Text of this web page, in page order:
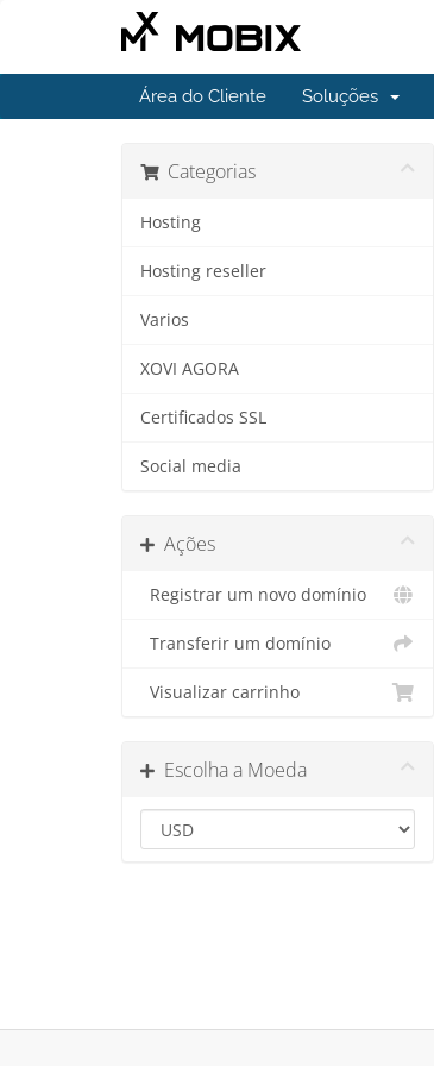
Área do Cliente Soluções
Categorias
Hosting
Hosting reseller
Varios
XOVI AGORA
Certificados SSL
Social media
Ações
Registrar um novo domínio
Transferir um domínio
Visualizar carrinho
Escolha a Moeda